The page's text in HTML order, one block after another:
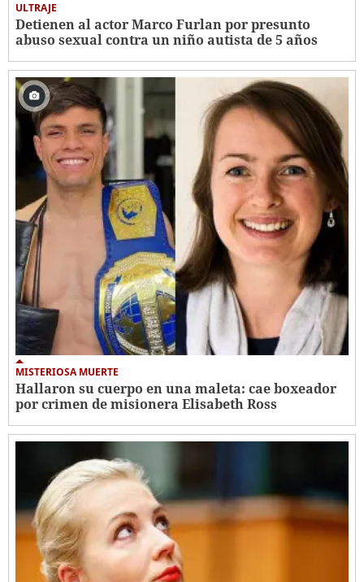
ULTRAJE
Detienen al actor Marco Furlan por presunto
abuso sexual contra un niño autista de 5 años
MISTERIOSA MUERTE
Hallaron su cuerpo en una maleta: cae boxeador
por crimen de misionera Elisabeth Ross